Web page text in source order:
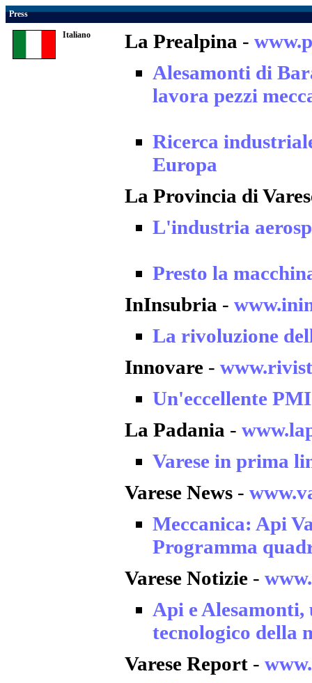
Press
Italiano La Prealpina -
Alesamonti di
lavora pezzi
Ricerca
Europa
La Provincia di
L'industria
Presto la
InInsubria -
La rivoluzione
Innovare -
Un'eccellente
La Padania -
Varese in prima
Varese News -
Meccanica: Api
Programma
Varese Notizie -
Api e
tecnologico della
Varese Report -